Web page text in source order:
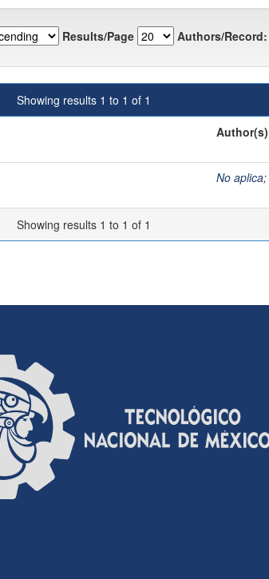
Results/Page Authors/Record:
Showing results 1 to 1 of 1
Author(s)
No aplica;
Showing results 1 to 1 of 1